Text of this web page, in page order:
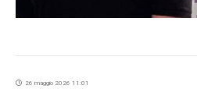
26 maggio 2026 11:01